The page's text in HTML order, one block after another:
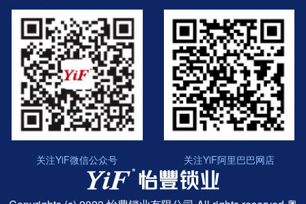
关注YiF微信公众号 关注YiF阿里巴巴网店